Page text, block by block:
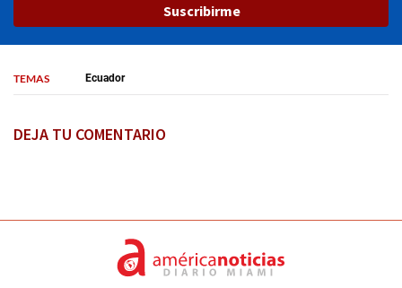
Suscribirme
TEMAS Ecuador
DEJA TU COMENTARIO